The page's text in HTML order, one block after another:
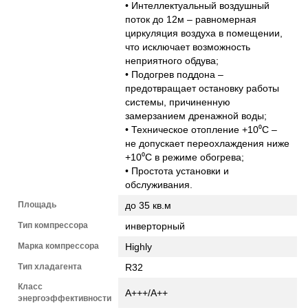
• Интеллектуальный воздушный
поток до 12м – равномерная
циркуляция воздуха в помещении,
что исключает возможность
неприятного обдува;
• Подогрев поддона –
предотвращает остановку работы
системы, причиненную
замерзанием дренажной воды;
• Техническое отопление +10⁰С –
не допускает переохлаждения ниже
+10⁰С в режиме обогрева;
• Простота установки и
обслуживания.
Площадь до 35 кв.м
Тип компрессора инверторный
Марка компрессора Highly
Тип хладагента R32
Класс
энергоэффективности
A+++/А++